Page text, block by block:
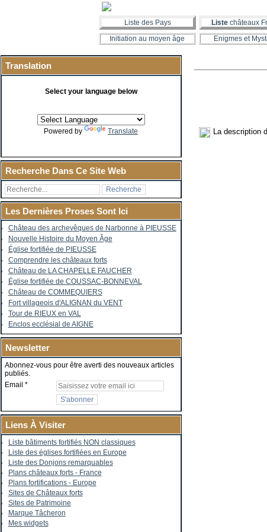
Liste des Pays Liste châteaux
Initiation au moyen âge
Enigmes et
Translation
Select your language below
Powered by Translate
Recherche Dans Ce Site Web
Les Dernières Proses Sont Ici
Château des archevêques de Narbonne à PIEUSSE
Nouvelle Histoire du Moyen Âge
Église fortifiée de PIEUSSE
Comprendre les châteaux forts
Château de LA CHAPELLE FAUCHER
Église fortifiée de COUSSAC-BONNEVAL
Château de COMMEQUIERS
Fort villageois d'ALIGNAN du VENT
Tour de RIEUX en VAL
Enclos ecclésial de AIGNE
Newsletter
Abonnez-vous pour être averti des nouveaux articles
publiés.
Email
Liens À Visiter
Liste bâtiments fortifiés NON classiques
Liste des églises fortifiées en Europe
Liste des Donjons remarquables
Plans châteaux forts - France
Plans fortifications - Europe
Sites de Châteaux forts
Sites de Patrimoine
Marque Tâcheron
Mes widgets
La description